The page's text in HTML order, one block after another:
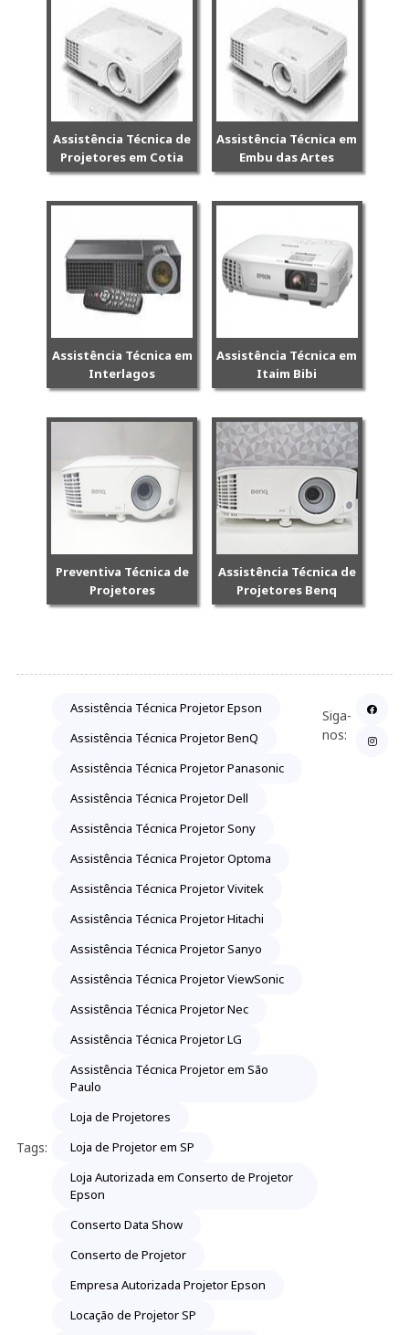
Assistência Técnica de
Projetores em Cotia
Assistência Técnica em
Embu das Artes
Assistência Técnica em
Interlagos
Assistência Técnica em
Itaim Bibi
Preventiva Técnica de
Projetores
Assistência Técnica de
Projetores Benq
Tags:
Assistência Técnica Projetor Epson
Assistência Técnica Projetor BenQ
Assistência Técnica Projetor Panasonic
Assistência Técnica Projetor Dell
Assistência Técnica Projetor Sony
Assistência Técnica Projetor Optoma
Assistência Técnica Projetor Vivitek
Assistência Técnica Projetor Hitachi
Assistência Técnica Projetor Sanyo
Assistência Técnica Projetor ViewSonic
Assistência Técnica Projetor Nec
Assistência Técnica Projetor LG
Assistência Técnica Projetor em São
Paulo
Loja de Projetores
Loja de Projetor em SP
Loja Autorizada em Conserto de Projetor
Epson
Conserto Data Show
Conserto de Projetor
Empresa Autorizada Projetor Epson
Locação de Projetor SP
Siga-
nos: